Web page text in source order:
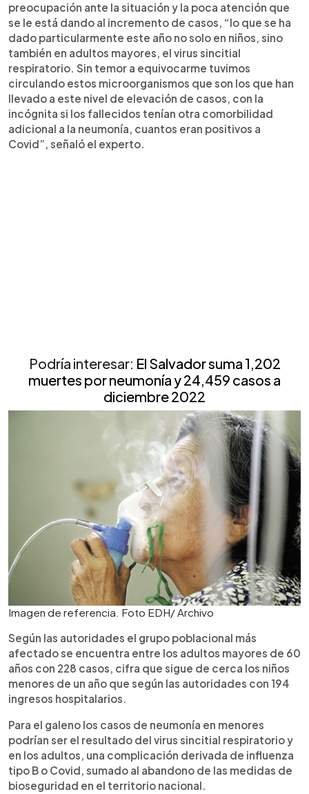
preocupación ante la situación y la poca atención que
se le está dando al incremento de casos, “lo que se ha
dado particularmente este año no solo en niños, sino
también en adultos mayores, el virus sincitial
respiratorio. Sin temor a equivocarme tuvimos
circulando estos microorganismos que son los que han
llevado a este nivel de elevación de casos, con la
incógnita si los fallecidos tenían otra comorbilidad
adicional a la neumonía, cuantos eran positivos a
Covid”, señaló el experto.
Podría interesar: El Salvador suma 1,202
muertes por neumonía y 24,459 casos a
diciembre 2022
Imagen de referencia. Foto EDH/ Archivo
Según las autoridades el grupo poblacional más
afectado se encuentra entre los adultos mayores de 60
años con 228 casos, cifra que sigue de cerca los niños
menores de un año que según las autoridades con 194
ingresos hospitalarios.
Para el galeno los casos de neumonía en menores
podrían ser el resultado del virus sincitial respiratorio y
en los adultos, una complicación derivada de influenza
tipo B o Covid, sumado al abandono de las medidas de
bioseguridad en el territorio nacional.